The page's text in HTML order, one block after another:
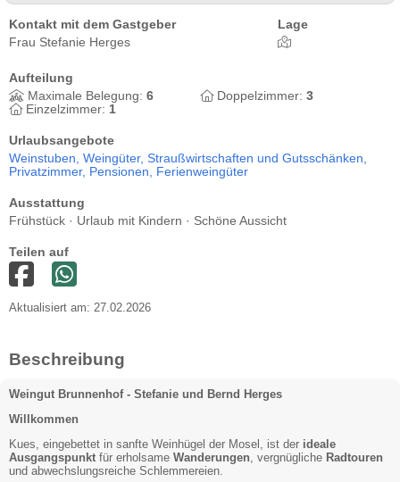
Kontakt mit dem Gastgeber
Frau Stefanie Herges
Lage
Aufteilung
Maximale Belegung: 6 Doppelzimmer: 3
Einzelzimmer: 1
Urlaubsangebote
Weinstuben, Weingüter, Straußwirtschaften und Gutsschänken,
Privatzimmer, Pensionen, Ferienweingüter
Ausstattung
Frühstück · Urlaub mit Kindern · Schöne Aussicht
Teilen auf
Aktualisiert am: 27.02.2026
Beschreibung
Weingut Brunnenhof - Stefanie und Bernd Herges
Willkommen
Kues, eingebettet in sanfte Weinhügel der Mosel, ist der ideale
Ausgangspunkt für erholsame Wanderungen , vergnügliche Radtouren
und abwechslungsreiche Schlemmereien.